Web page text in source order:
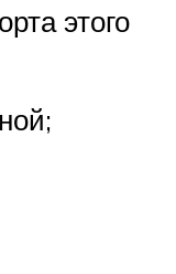
этого